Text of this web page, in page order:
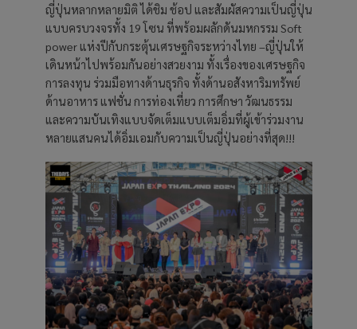
ญี่ปุ่นหลากหลายมิติ ได้ชิม ช้อป และสัมผัสความเป็นญี่ปุ่น
แบบครบวงจรทั้ง 19 โซน ที่พร้อมผลักดันมหกรรม Soft
power แห่งปีกับกระตุ้นเศรษฐกิจระหว่างไทย –ญี่ปุ่นให้
เดินหน้าไปพร้อมกันอย่างสวยงาม ทั้งเรื่องของเศรษฐกิจ
การลงทุน ร่วมมือทางด้านธุรกิจ ทั้งด้านอสังหาริมทรัพย์
ด้านอาหาร แฟชั่น การท่องเที่ยว การศึกษา วัฒนธรรม
และความบันเทิงแบบจัดเต็มแบบเต็มอิ่มที่ผู้เข้าร่วมงาน
หลายแสนคนได้อิ่มเอมกับความเป็นญี่ปุ่นอย่างที่สุด!!!